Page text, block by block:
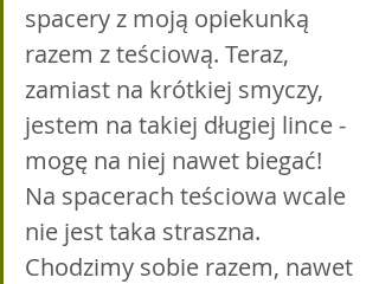
spacery z moją opiekunką
razem z teściową. Teraz,
zamiast na krótkiej smyczy,
jestem na takiej długiej lince -
mogę na niej nawet biegać!
Na spacerach teściowa wcale
nie jest taka straszna.
Chodzimy sobie razem, nawet